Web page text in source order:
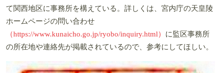
て関西地区に事務所を構えている。詳しくは、宮内庁の天皇陵
ホームページの問い合わせ
（https://www.kunaicho.go.jp/ryobo/inquiry.html） に監区事務所
の所在地や連絡先が掲載されているので、参考にしてほしい。